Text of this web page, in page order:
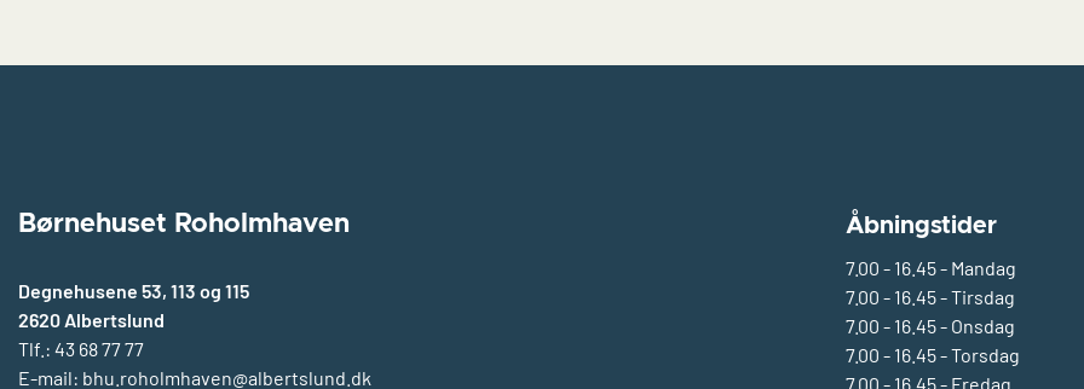
Børnehuset Roholmhaven
Degnehusene 53, 113 og 115
2620 Albertslund
Tlf.: 43 68 77 77
E-mail: bhu.roholmhaven@albertslund.dk
Åbningstider
7.00 - 16.45 - Mandag
7.00 - 16.45 - Tirsdag
7.00 - 16.45 - Onsdag
7.00 - 16.45 - Torsdag
7.00 - 16.45 - Fredag